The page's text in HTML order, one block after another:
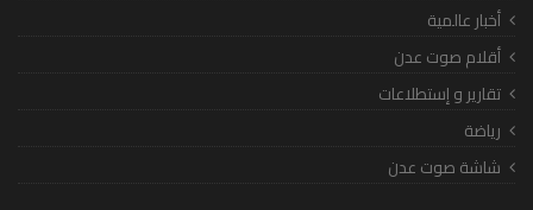
أخبار عالمية
أقلام صوت عدن
تقارير و إستطلاعات
رياضة
شاشة صوت عدن